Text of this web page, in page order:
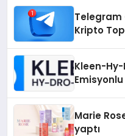
Telegram
Kripto
Kleen-Hy-
Marie
yaptı